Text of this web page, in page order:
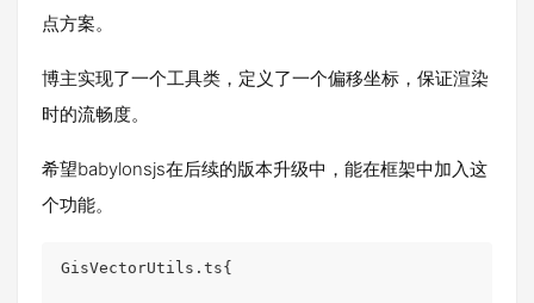
点方案。
博主实现了一个工具类，定义了一个偏移坐标，保证渲染
时的流畅度。
希望babylonsjs在后续的版本升级中，能在框架中加入这
个功能。
GisVectorUtils.ts{